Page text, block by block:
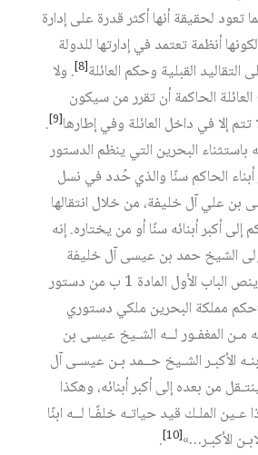
تعود لحقيقة أنها أكثر قدرة على إدارة
أنظمة تعتمد في إدارتها للدولة
التقاليد القبلية وحكم العائلة[8] . ولا
الحاكمة أن تقرر من سيكون
تتم إلا في داخل العائلة وفي إطارها[9]
.
باستثناء البحرين التي ينظم الدستور
أبناء الحاكم سنًا والذي حُدد في نسل
بن علي آل خليفة، من خلال انتقالها
أكبر أبنائه سنًا أو من يختاره. إنه
الشيخ حمد بن عيسى آل خليفة
الحكم عام 1923. إذ ينص الباب الأول المادة 1 ب من دستور
مملكة البحرين ملكي دستوري
مـن المغفـور لــه الشـيخ عيسى بن
الأكبـر الشـيخ حــمد بـن عيسـى آل
من بعده إلى أكبر أبنائه، وهكذا
عـين الملـك قيد حياتـه خلفًـا لــه ابنًا
الأكبـر…»[10]
.